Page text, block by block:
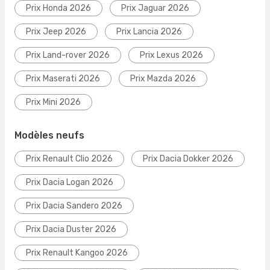
Prix Honda 2026 Prix Jaguar 2026
Prix Jeep 2026 Prix Lancia 2026
Prix Land-rover 2026 Prix Lexus 2026
Prix Maserati 2026 Prix Mazda 2026
Prix Mini 2026
Modèles neufs
Prix Renault Clio 2026 Prix Dacia Dokker 2026
Prix Dacia Logan 2026
Prix Dacia Sandero 2026
Prix Dacia Duster 2026
Prix Renault Kangoo 2026